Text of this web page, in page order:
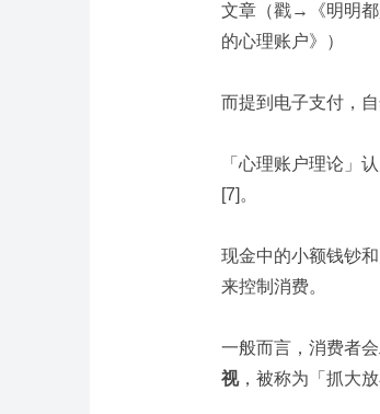
文章（戳→《明明都
的心理账户》
）
而提到电子支付，
「心理账户理论」认
[7]。
现金中的小额钱钞
来控制消费。
一般而言，消费者会
视，被称为「抓大放